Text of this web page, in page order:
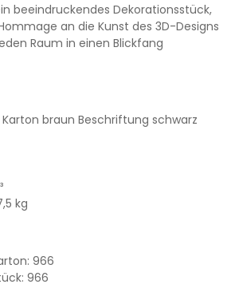
beeindruckendes Dekorationsstück,
an die Kunst des 3D-Designs
Raum in einen Blickfang
braun Beschriftung schwarz
kg
966
966